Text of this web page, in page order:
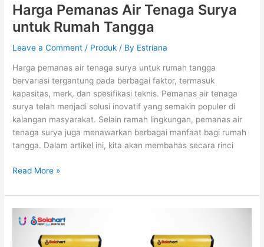
Harga Pemanas Air Tenaga Surya
untuk Rumah Tangga
Leave a Comment / Produk / By Estriana
Harga pemanas air tenaga surya untuk rumah tangga
bervariasi tergantung pada berbagai faktor, termasuk
kapasitas, merk, dan spesifikasi teknis. Pemanas air tenaga
surya telah menjadi solusi inovatif yang semakin populer di
kalangan masyarakat. Selain ramah lingkungan, pemanas air
tenaga surya juga menawarkan berbagai manfaat bagi rumah
tangga. Dalam artikel ini, kita akan membahas secara rinci
Read More »
Harga
Solar